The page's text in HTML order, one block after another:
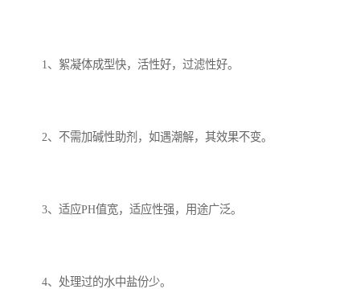
1、絮凝体成型快，活性好，过滤性好。
2、不需加碱性助剂，如遇潮解，其效果不变。
3、适应PH值宽，适应性强，用途广泛。
4、处理过的水中盐份少。